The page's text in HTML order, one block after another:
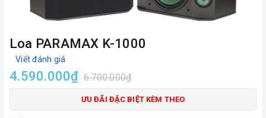
Loa PARAMAX K-1000
Viết đánh giá
4.590.000₫ 6.700.000₫
ƯU ĐÃI ĐẶC BIỆT KÈM THEO